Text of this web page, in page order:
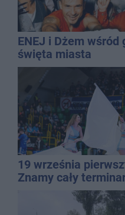
ENEJ i Dżem
święta miasta
19 września
Znamy cały